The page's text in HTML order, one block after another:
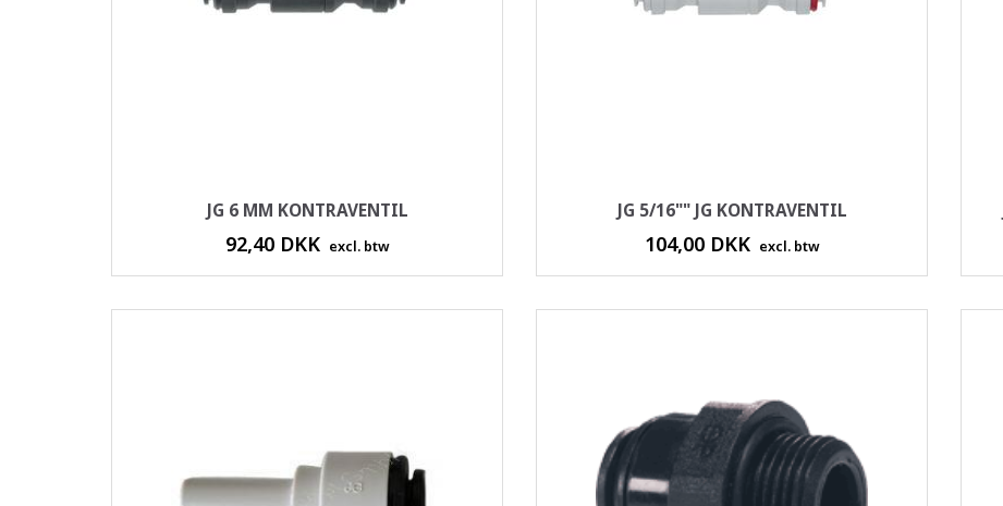
JG 6 MM KONTRAVENTIL
92,40 DKK excl. btw
JG 5/16"" JG KONTRAVENTIL
104,00 DKK excl. btw